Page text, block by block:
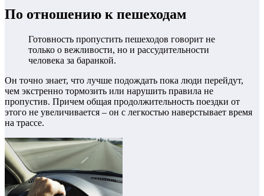
По отношению к пешеходам
Готовность пропустить пешеходов говорит не
только о вежливости, но и рассудительности
человека за баранкой.
Он точно знает, что лучше подождать пока люди перейдут,
чем экстренно тормозить или нарушить правила не
пропустив. Причем общая продолжительность поездки от
этого не увеличивается – он с легкостью наверстывает время
на трассе.